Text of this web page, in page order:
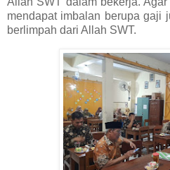
mendapat imbalan berupa gaji
berlimpah dari Allah SWT.